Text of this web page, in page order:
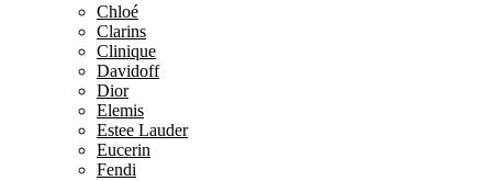
Chloé
Clarins
Clinique
Davidoff
Dior
Elemis
Estee Lauder
Eucerin
Fendi